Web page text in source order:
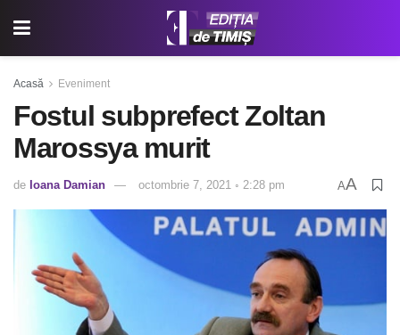
Acasă Eveniment
Fostul subprefect Zoltan
Marossya murit
de Ioana Damian octombrie 7, 2021 ◦ 2:28 pm AA